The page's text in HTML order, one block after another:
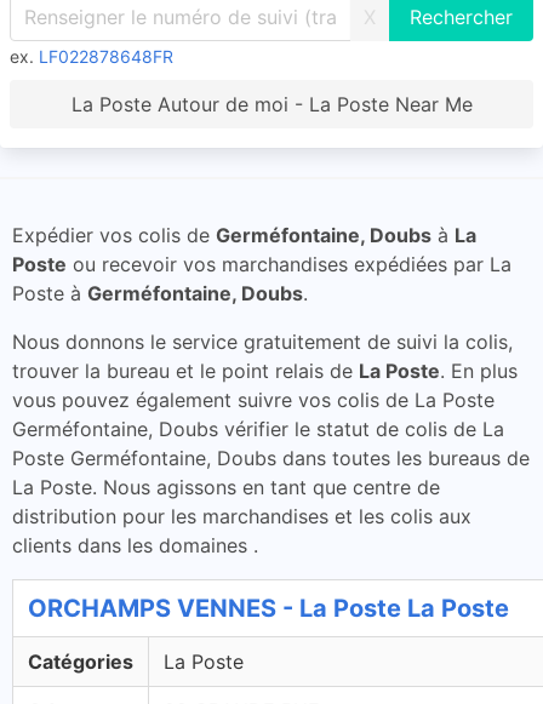
X
ex. LF022878648FR
La Poste Autour de moi - La Poste Near Me
Expédier vos colis de Germéfontaine, Doubs à La
Poste ou recevoir vos marchandises expédiées par La
Poste à Germéfontaine, Doubs.
Nous donnons le service gratuitement de suivi la colis,
trouver la bureau et le point relais de La Poste. En plus
vous pouvez également suivre vos colis de La Poste
Germéfontaine, Doubs vérifier le statut de colis de La
Poste Germéfontaine, Doubs dans toutes les bureaus de
La Poste. Nous agissons en tant que centre de
distribution pour les marchandises et les colis aux
clients dans les domaines .
ORCHAMPS VENNES - La Poste La Poste
Catégories La Poste